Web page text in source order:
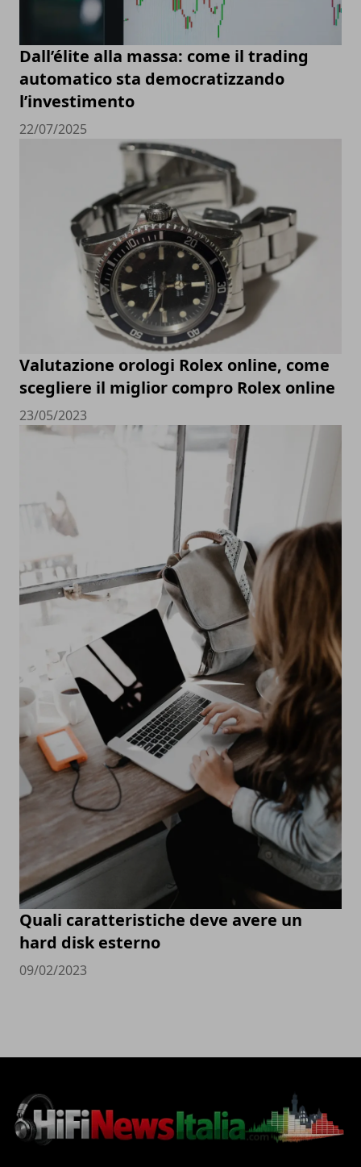
Dall’élite alla massa: come il trading
automatico sta democratizzando
l’investimento
22/07/2025
Valutazione orologi Rolex online, come
scegliere il miglior compro Rolex online
23/05/2023
Quali caratteristiche deve avere un
hard disk esterno
09/02/2023